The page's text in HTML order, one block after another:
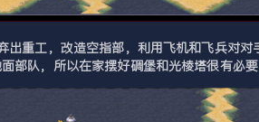
重工，改造空指部，利用飞机和飞兵对
部队，所以在家摆好碉堡和光棱塔很有必要